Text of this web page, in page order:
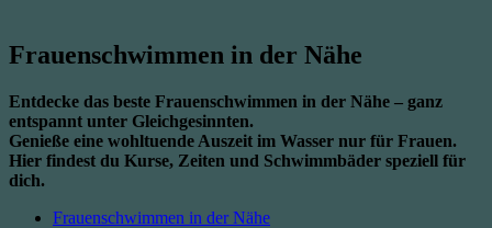
Frauenschwimmen in der Nähe
Entdecke das beste Frauenschwimmen in der Nähe – ganz
entspannt unter Gleichgesinnten.
Genieße eine wohltuende Auszeit im Wasser nur für Frauen.
Hier findest du Kurse, Zeiten und Schwimmbäder speziell für
dich.
Frauenschwimmen in der Nähe